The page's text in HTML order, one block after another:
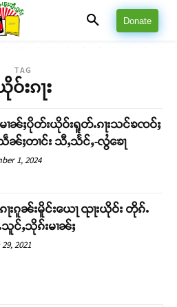
Donate
TAG
ဝ်းၵႃး
ၢၼ်ႈပိုတ်းယိုဝ်းရူတ်ႉၵႃးသင်ၶၸဝ်ႈ
ႈတၢင်း သီႇသႅင်ႇ-လွႆၶေႃ
1, 2024
ႃးၵူၼ်းမိူင်းယေႃ ၺႃးယိုဝ်း တိုၵ်ႉ
သူင်ႇသိုၵ်းမၢၼ်ႈ
2021